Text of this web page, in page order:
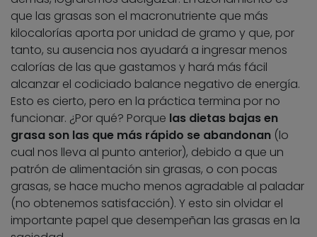
que las grasas son el macronutriente que más
kilocalorías aporta por unidad de gramo y que, por
tanto, su ausencia nos ayudará a ingresar menos
calorías de las que gastamos y hará más fácil
alcanzar el codiciado balance negativo de energía.
Esto es cierto, pero en la práctica termina por no
funcionar. ¿Por qué? Porque las dietas bajas en
grasa son las que más rápido se abandonan (lo
cual nos lleva al punto anterior), debido a que un
patrón de alimentación sin grasas, o con pocas
grasas, se hace mucho menos agradable al paladar
(no obtenemos satisfacción). Y esto sin olvidar el
importante papel que desempeñan las grasas en la